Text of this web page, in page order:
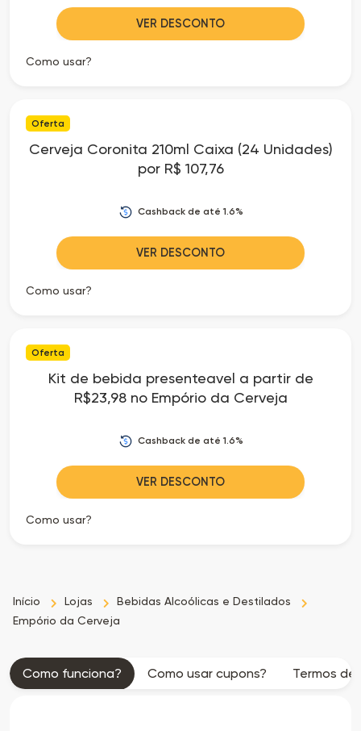
as
Categorias
as
VER DESCONTO
Como usar?
Oferta
Cerveja Coronita 210ml Caixa (24 Unidades)
por R$ 107,76
Cashback de até 1.6%
VER DESCONTO
Como usar?
Oferta
Kit de bebida presenteavel a partir de
R$23,98 no Empório da Cerveja
Cashback de até 1.6%
VER DESCONTO
Como usar?
Início Lojas
Bebidas Alcoólicas e Destilados
Empório da Cerveja
Como funciona? Como usar cupons? Termos de